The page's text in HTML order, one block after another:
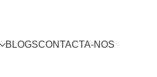
BLOGSCONTACTA-NOS